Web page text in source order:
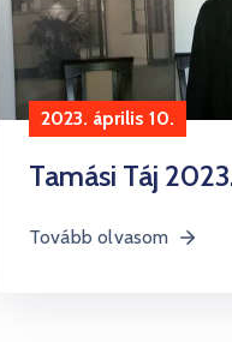
2023. április 10.
Tamási Táj
Tovább olvasom